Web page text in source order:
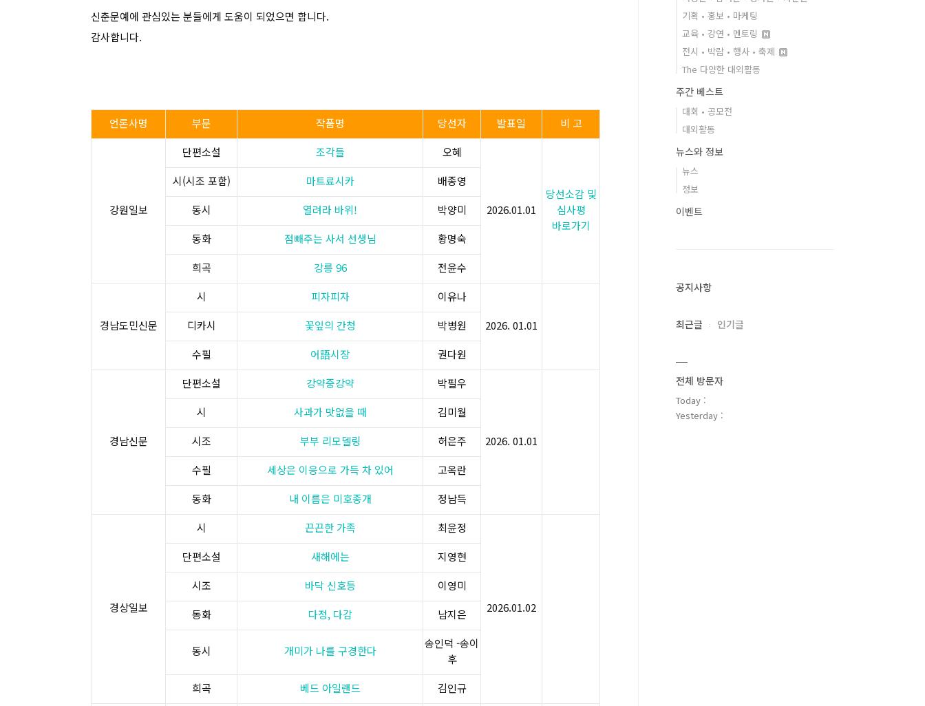
신춘문예에 관심있는 분들에게 도움이 되었으면 합니다.
감사합니다.
언론사명 부문 작품명 당선자 발표일 비 고
강원일보
단편소설 조각들 오혜
2026.01.01
당선소감 및
심사평
바로가기
시(시조 포함) 마트료시카
배종영
동시
열려라 바위!
박양미
동화
점빼주는 사서 선생님
황명숙
희곡
강릉 96 전윤수
경남도민신문
시 피자피자
이유나
2026. 01.01
디카시 꽃잎의 간청
박병원
수필
어語시장 권다원
경남신문
단편소설 강약중강약 박필우
2026. 01.01
시 사과가 맛없을 때
김미월
시조
부부 리모델링
허은주
수필
세상은 이응으로 가득 차 있어
고옥란
동화
내 이름은 미호종개 정남득
경상일보
시 끈끈한 가족 최윤정
2026.01.02
단편소설 새해에는
지영현
시조
바닥 신호등
이영미
동화
다정, 다감 남지은
동시 개미가 나를 구경한다
송인덕 -송이
후
희곡
베드 아일랜드 김인규
기획 • 홍보 • 마케팅
교육 • 강연 • 멘토링
전시 • 박람 • 행사 • 축제
The 다양한 대외활동
주간 베스트
대회 • 공모전
대외활동
뉴스와 정보
뉴스
정보
이벤트
공지사항
최근글 인기글
전체 방문자
Today :
Yesterday :